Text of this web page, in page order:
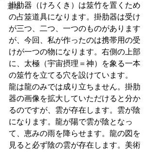
選挙
掛肋器（けろくき）は筮竹を置くため
の占筮道具になります。掛肋器は受け
が三つ、二つ、一つのものがあります
が、今回、私が作ったのは携帯用の受
けが一つの物になります。右側の上部
に、太極（宇宙摂理＝神）を象る一本
の筮竹を立てる穴を設けています。
龍は龍のみでは成り立ちません。掛肋
器の画像を拡大していただけると分か
るのですが、雲が存在します。雲が陰
になります。龍が陽で雲が陰となっ
て、恵みの雨を降らせます。龍の図を
見ると必ず陰の雲が存在します。美術